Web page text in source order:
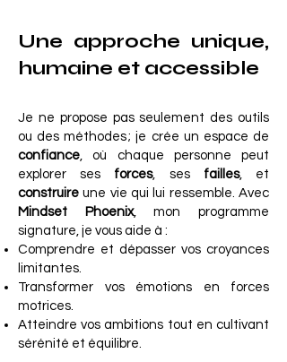
Une approche unique,
humaine et accessible
Je ne propose pas seulement des outils
ou des méthodes ; je crée un espace de
confiance, où chaque personne peut
explorer ses forces, ses failles, et
construire une vie qui lui ressemble. Avec
Mindset Phoenix, mon programme
signature, je vous aide à :
Comprendre et dépasser vos croyances
limitantes.
Transformer vos émotions en forces
motrices.
Atteindre vos ambitions tout en cultivant
sérénité et équilibre.